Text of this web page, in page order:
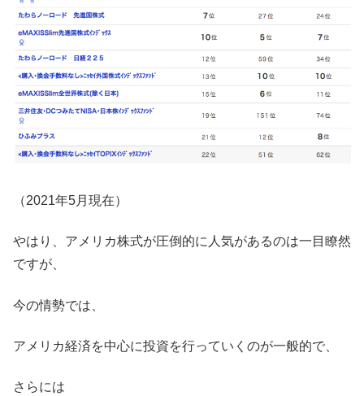
（2021年5月現在）
やはり、アメリカ株式が圧倒的に人気があるのは一目瞭然
ですが、
今の情勢では、
アメリカ経済を中心に投資を行っていくのが一般的で、
さらには